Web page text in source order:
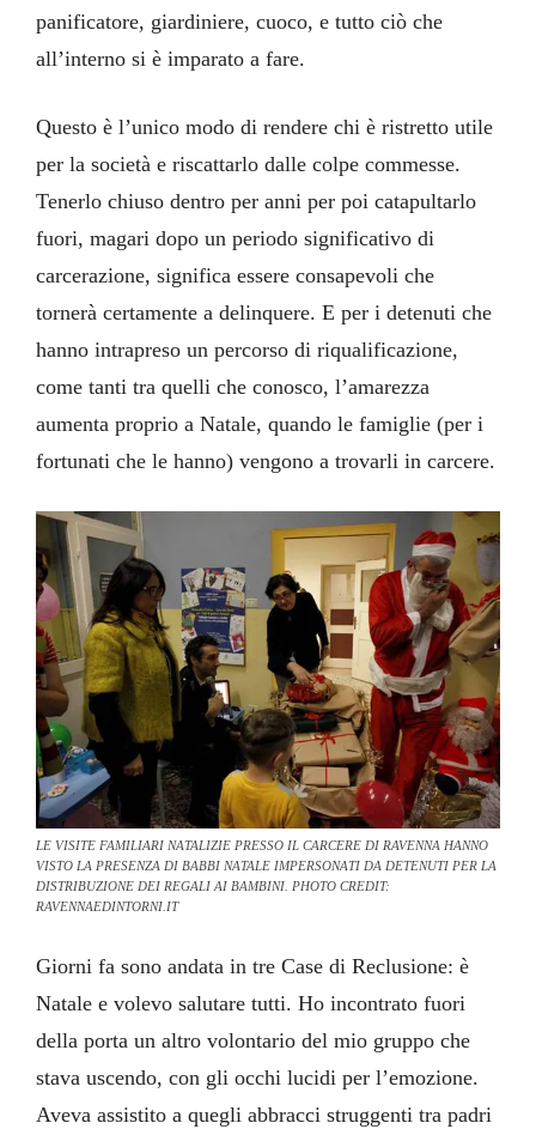
panificatore, giardiniere, cuoco, e tutto ciò che
all’interno si è imparato a fare.
Questo è l’unico modo di rendere chi è ristretto utile
per la società e riscattarlo dalle colpe commesse.
Tenerlo chiuso dentro per anni per poi catapultarlo
fuori, magari dopo un periodo significativo di
carcerazione, significa essere consapevoli che
tornerà certamente a delinquere. E per i detenuti che
hanno intrapreso un percorso di riqualificazione,
come tanti tra quelli che conosco, l’amarezza
aumenta proprio a Natale, quando le famiglie (per i
fortunati che le hanno) vengono a trovarli in carcere.
LE VISITE FAMILIARI NATALIZIE PRESSO IL CARCERE DI RAVENNA HANNO
VISTO LA PRESENZA DI BABBI NATALE IMPERSONATI DA DETENUTI PER LA
DISTRIBUZIONE DEI REGALI AI BAMBINI. PHOTO CREDIT:
RAVENNAEDINTORNI.IT
Giorni fa sono andata in tre Case di Reclusione: è
Natale e volevo salutare tutti. Ho incontrato fuori
della porta un altro volontario del mio gruppo che
stava uscendo, con gli occhi lucidi per l’emozione.
Aveva assistito a quegli abbracci struggenti tra padri